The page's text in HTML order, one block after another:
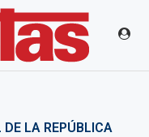
DE LA REPÚBLICA